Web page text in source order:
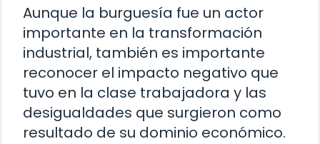
Aunque la burguesía fue un actor
importante en la transformación
industrial, también es importante
reconocer el impacto negativo que
tuvo en la clase trabajadora y las
desigualdades que surgieron como
resultado de su dominio económico.